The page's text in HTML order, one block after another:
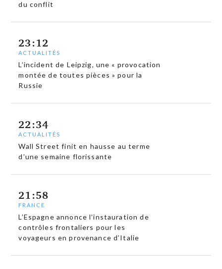
du conflit
23:12
ACTUALITÉS
L’incident de Leipzig, une « provocation
montée de toutes pièces » pour la
Russie
22:34
ACTUALITÉS
Wall Street finit en hausse au terme
d’une semaine florissante
21:58
FRANCE
L’Espagne annonce l’instauration de
contrôles frontaliers pour les
voyageurs en provenance d’Italie